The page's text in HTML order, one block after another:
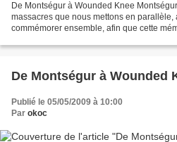
De Montségur à Wounded Knee
massacres que nous mettons en parallèle,
commémorer ensemble, afin que cette
De Montségur à Wounded
Publié le 05/05/2009 à 10:00
Par okoc